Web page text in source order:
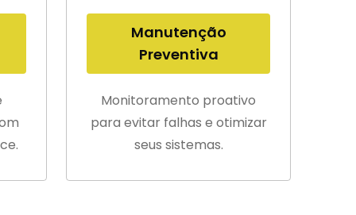
Manutenção
Preventiva
Monitoramento proativo
para evitar falhas e otimizar
seus sistemas.